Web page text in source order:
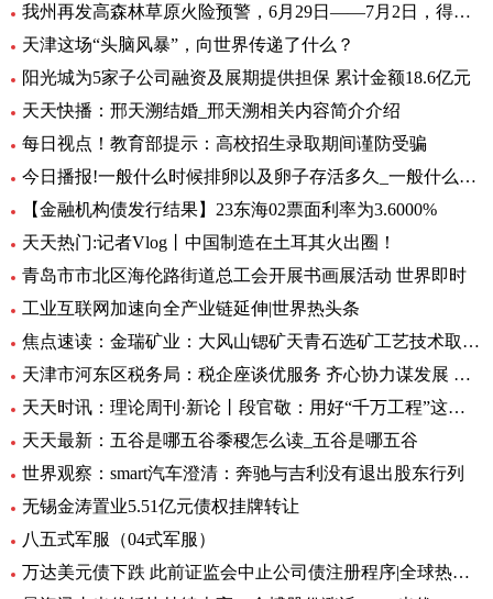
我州再发高森林草原火险预警，6月29日——7月2日，得荣县为黄色预警区域
天津这场“头脑风暴”，向世界传递了什么？
阳光城为5家子公司融资及展期提供担保 累计金额18.6亿元
天天快播：邢天溯结婚_邢天溯相关内容简介介绍
每日视点！教育部提示：高校招生录取期间谨防受骗
今日播报!一般什么时候排卵以及卵子存活多久_一般什么时候排卵
【金融机构债发行结果】23东海02票面利率为3.6000%
天天热门:记者Vlog丨中国制造在土耳其火出圈！
青岛市市北区海伦路街道总工会开展书画展活动 世界即时
工业互联网加速向全产业链延伸|世界热头条
焦点速读：金瑞矿业：大风山锶矿天青石选矿工艺技术取得重大进展
天津市河东区税务局：税企座谈优服务 齐心协力谋发展 全球微头条
天天时讯：理论周刊·新论丨段官敬：用好“千万工程”这个乡村振兴“金钥匙”
天天最新：五谷是哪五谷黍稷怎么读_五谷是哪五谷
世界观察：smart汽车澄清：奔驰与吉利没有退出股东行列
无锡金涛置业5.51亿元债权挂牌转让
八五式军服（04式军服）
万达美元债下跌 此前证监会中止公司债注册程序|全球热资讯